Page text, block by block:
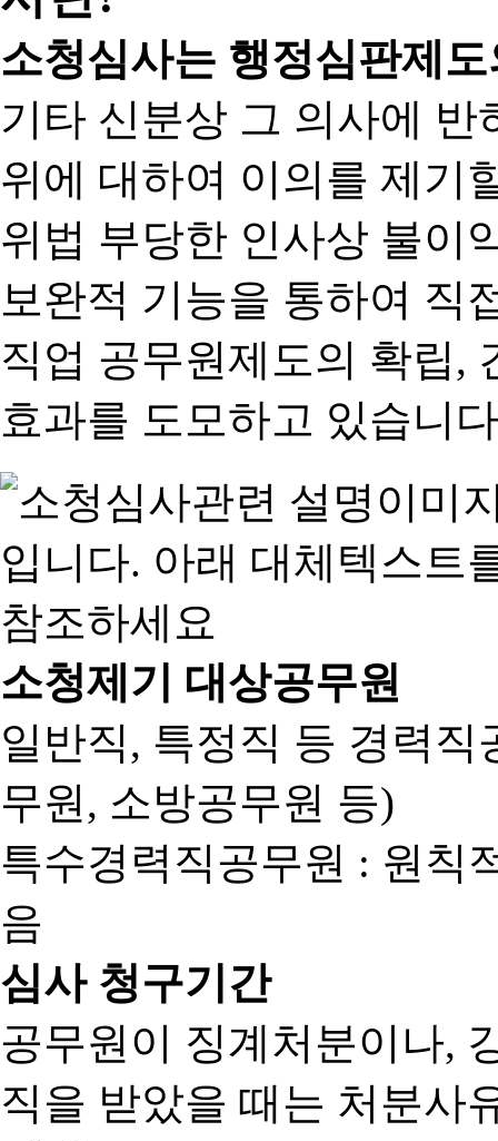
소청심사는 행정심판제
기타 신분상 그 의사에
위에 대하여 이의를 제기
위법 부당한 인사상 불이
보완적 기능을 통하여 직
직업 공무원제도의 확립,
효과를 도모하고 있습니
소청제기 대상공무원
일반직, 특정직 등 경력
무원, 소방공무원 등)
특수경력직공무원 : 원칙
음
심사 청구기간
공무원이 징계처분이나,
직을 받았을 때는 처분사